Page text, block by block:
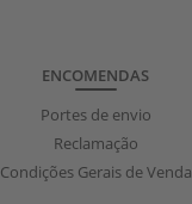
ENCOMENDAS
Portes de envio
Reclamação
Condições Gerais de Venda